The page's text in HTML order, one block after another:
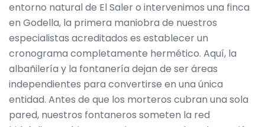
entorno natural de El Saler o intervenimos una finca
en Godella, la primera maniobra de nuestros
especialistas acreditados es establecer un
cronograma completamente hermético. Aquí, la
albañilería y la fontanería dejan de ser áreas
independientes para convertirse en una única
entidad. Antes de que los morteros cubran una sola
pared, nuestros fontaneros someten la red